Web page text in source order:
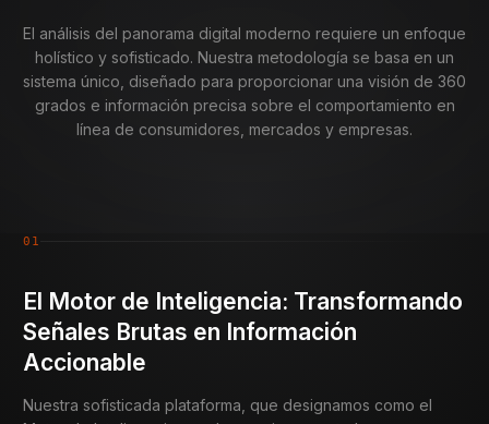
El análisis del panorama digital moderno requiere un enfoque
holístico y sofisticado. Nuestra metodología se basa en un
sistema único, diseñado para proporcionar una visión de 360
grados e información precisa sobre el comportamiento en
línea de consumidores, mercados y empresas.
01
El Motor de Inteligencia: Transformando
Señales Brutas en Información
Accionable
Nuestra sofisticada plataforma, que designamos como el